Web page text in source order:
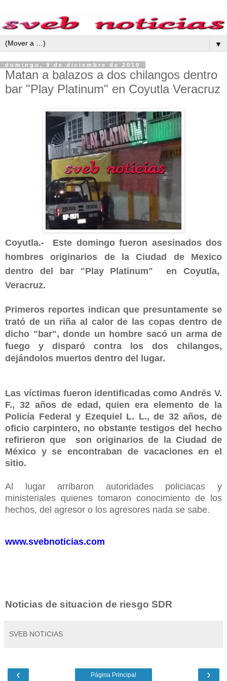
▼
domingo, 9 de diciembre de 2018
Matan a balazos a dos chilangos dentro
bar "Play Platinum" en Coyutla Veracruz
Coyutla.- Este domingo fueron asesinados dos
hombres originarios de la Ciudad de Mexico
dentro del bar "Play Platinum" en Coyutla,
Veracruz.
Primeros reportes indican que presuntamente se
trató de un riña al calor de las copas dentro de
dicho "bar", donde un hombre sacó un arma de
fuego y disparó contra los dos chilangos,
dejándolos muertos dentro del lugar.
Las víctimas fueron identificadas como Andrés V.
F., 32 años de edad, quien era elemento de la
Policía Federal y Ezequiel L. L., de 32 años, de
oficio carpintero, no obstante testigos del hecho
refirieron que son originarios de la Ciudad de
México y se encontraban de vacaciones en el
sitio.
Al lugar arribaron autoridades policiacas y
ministeriales quienes tomaron conocimiento de los
hechos, del agresor o los agresores nada se sabe.
www.svebnoticias.com
Noticias de situacion de riesgo SDR
SVEB NOTICIAS
‹ ›
Página Principal